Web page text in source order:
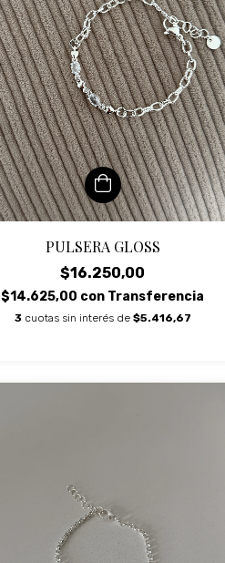
PULSERA GLOSS
$16.250,00
$14.625,00 con Transferencia
3 cuotas sin interés de $5.416,67